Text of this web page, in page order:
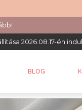
2026.08.17-én indul.
BLOG